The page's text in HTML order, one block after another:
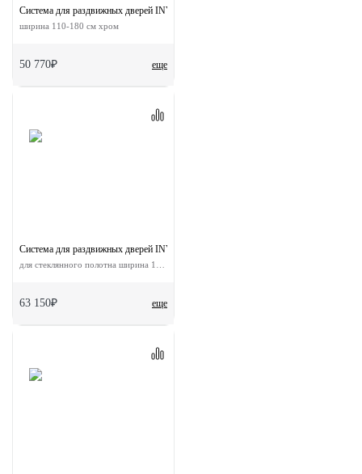
еще
Система для раздвижных дверей INVISIBLE-2 1800
ширина 110-180 см хром
50 770₽
еще
Система для раздвижных дверей INVISIBLE-2 GLASS 1100/10
63 150₽